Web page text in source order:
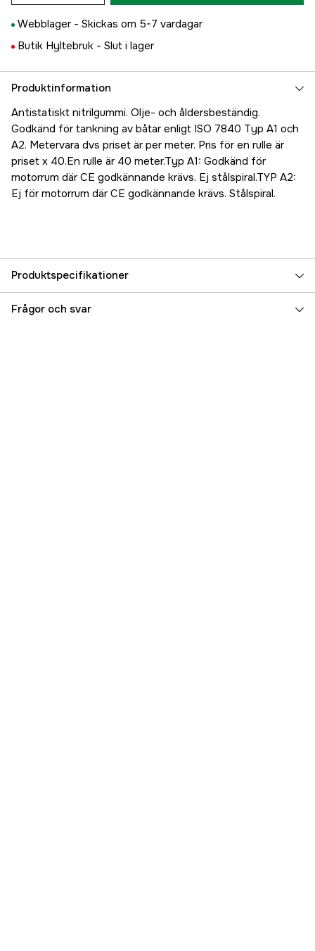
Webblager - Skickas om 5-7 vardagar
Butik Hyltebruk - Slut i lager
Produktinformation
Antistatiskt nitrilgummi. Olje- och åldersbeständig.
Godkänd för tankning av båtar enligt ISO 7840 Typ A1 och
A2. Metervara dvs priset är per meter. Pris för en rulle är
priset x 40.En rulle är 40 meter.Typ A1: Godkänd för
motorrum där CE godkännande krävs. Ej stålspiral.TYP A2:
Ej för motorrum där CE godkännande krävs. Stålspiral.
Produktspecifikationer
Referensnummer 5000023855
Frågor och svar